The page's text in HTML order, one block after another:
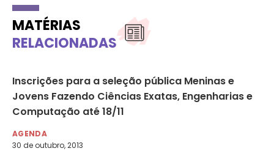
MATÉRIAS
RELACIONADAS
Inscrições para a seleção pública Meninas e
Jovens Fazendo Ciências Exatas, Engenharias e
Computação até 18/11
AGENDA
30 de outubro, 2013